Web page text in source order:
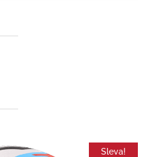
Sleva!